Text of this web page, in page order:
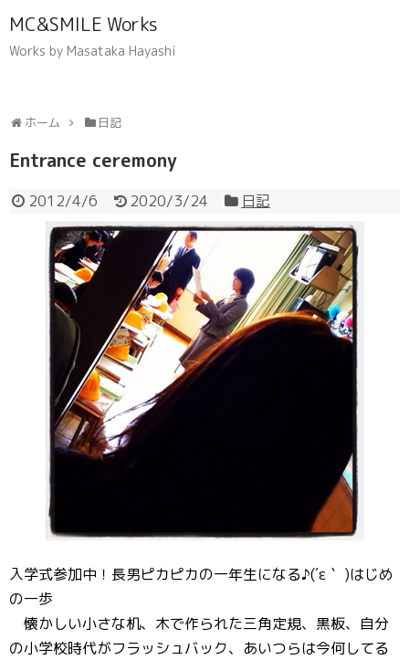
MC&SMILE Works
Works by Masataka Hayashi
ホーム 日記
Entrance ceremony
2012/4/6 2020/3/24 日記
入学式参加中！長男ピカピカの一年生になる♪(´ε｀ )はじめ
の一歩
懐かしい小さな机、木で作られた三角定規、黒板、自分
の小学校時代がフラッシュバック、あいつらは今何してる